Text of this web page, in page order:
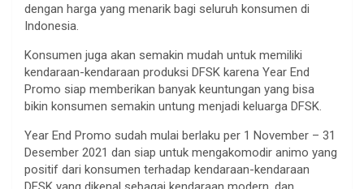
dengan harga yang menarik bagi seluruh konsumen di
Indonesia.
Konsumen juga akan semakin mudah untuk memiliki
kendaraan-kendaraan produksi DFSK karena Year End
Promo siap memberikan banyak keuntungan yang bisa
bikin konsumen semakin untung menjadi keluarga DFSK.
Year End Promo sudah mulai berlaku per 1 November – 31
Desember 2021 dan siap untuk mengakomodir animo yang
positif dari konsumen terhadap kendaraan-kendaraan